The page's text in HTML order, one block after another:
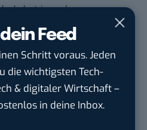
Feed
Schritt voraus. Jeden
die wichtigsten Tech-
& digitaler Wirtschaft –
in deine Inbox.
Industrie- und
w/d) Customer
/ Soci...
Berlin, Frankfurt am Main,